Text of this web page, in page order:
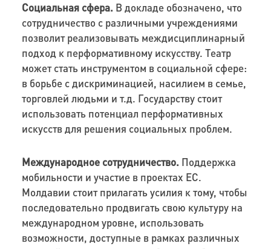
Социальная сфера. В докладе обозначено, что
сотрудничество с различными учреждениями
позволит реализовывать междисциплинарный
подход к перформативному искусству. Театр
может стать инструментом в социальной сфере:
в борьбе с дискриминацией, насилием в семье,
торговлей людьми и т.д. Государству стоит
использовать потенциал перформативных
искусств для решения социальных проблем.
Международное сотрудничество. Поддержка
мобильности и участие в проектах ЕС.
Молдавии стоит прилагать усилия к тому, чтобы
последовательно продвигать свою культуру на
международном уровне, использовать
возможности, доступные в рамках различных